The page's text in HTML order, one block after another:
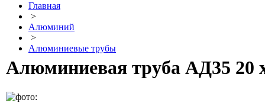
Главная
>
Алюминий
>
Алюминиевые трубы
Алюминиевая труба АД35 20